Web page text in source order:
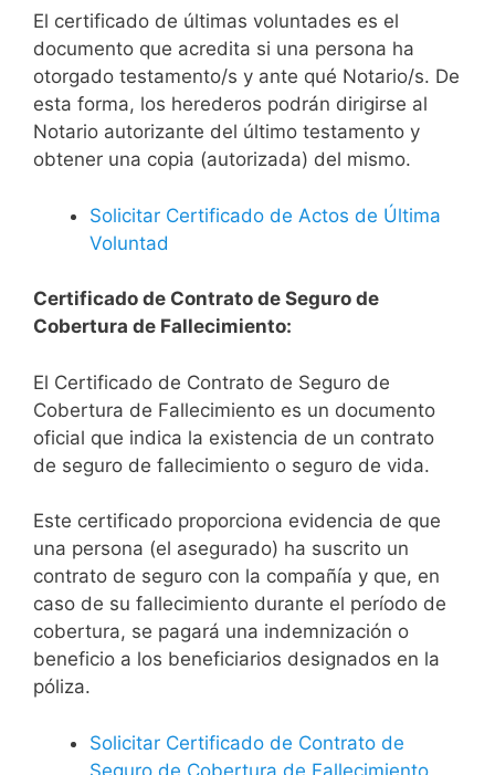
El certificado de últimas voluntades es el
documento que acredita si una persona ha
otorgado testamento/s y ante qué Notario/s. De
esta forma, los herederos podrán dirigirse al
Notario autorizante del último testamento y
obtener una copia (autorizada) del mismo.
Solicitar Certificado de Actos de Última
Voluntad
Certificado de Contrato de Seguro de
Cobertura de Fallecimiento:
El Certificado de Contrato de Seguro de
Cobertura de Fallecimiento es un documento
oficial que indica la existencia de un contrato
de seguro de fallecimiento o seguro de vida.
Este certificado proporciona evidencia de que
una persona (el asegurado) ha suscrito un
contrato de seguro con la compañía y que, en
caso de su fallecimiento durante el período de
cobertura, se pagará una indemnización o
beneficio a los beneficiarios designados en la
póliza.
Solicitar Certificado de Contrato de
Seguro de Cobertura de Fallecimiento